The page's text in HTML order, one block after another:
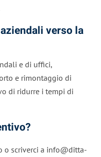
verso la
e di uffici,
e rimontaggio di
di ridurre i tempi di
o scriverci a info@ditta-